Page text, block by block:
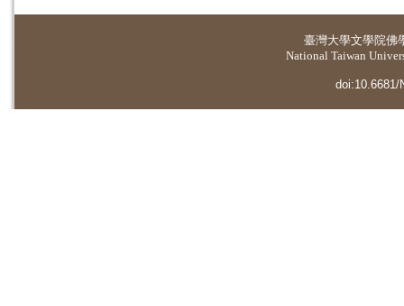
臺灣大學文學院佛
National Taiwan
doi:10.6681/